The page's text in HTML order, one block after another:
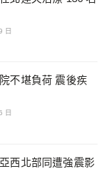
日
不堪負荷 震後疾
日
西北部同遭強震影